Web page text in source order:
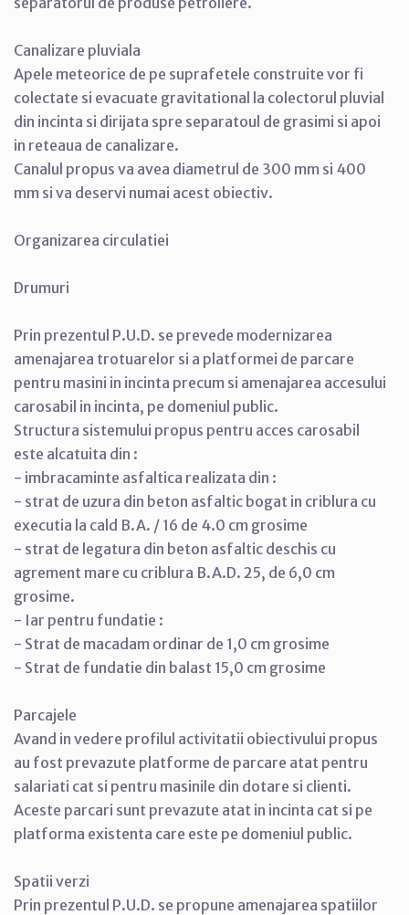
Canalizare pluviala
Apele meteorice de pe suprafetele construite vor fi
colectate si evacuate gravitational la colectorul pluvial
din incinta si dirijata spre separatoul de grasimi si apoi
in reteaua de canalizare.
Canalul propus va avea diametrul de 300 mm si 400
mm si va deservi numai acest obiectiv.
Organizarea circulatiei
Drumuri
Prin prezentul P.U.D. se prevede modernizarea
amenajarea trotuarelor si a platformei de parcare
pentru masini in incinta precum si amenajarea accesului
carosabil in incinta, pe domeniul public.
Structura sistemului propus pentru acces carosabil
este alcatuita din :
- imbracaminte asfaltica realizata din :
- strat de uzura din beton asfaltic bogat in criblura cu
executia la cald B.A. / 16 de 4.0 cm grosime
- strat de legatura din beton asfaltic deschis cu
agrement mare cu criblura B.A.D. 25, de 6,0 cm
grosime.
- Iar pentru fundatie :
- Strat de macadam ordinar de 1,0 cm grosime
- Strat de fundatie din balast 15,0 cm grosime
Parcajele
Avand in vedere profilul activitatii obiectivului propus
au fost prevazute platforme de parcare atat pentru
salariati cat si pentru masinile din dotare si clienti.
Aceste parcari sunt prevazute atat in incinta cat si pe
platforma existenta care este pe domeniul public.
Spatii verzi
Prin prezentul P.U.D. se propune amenajarea spatiilor